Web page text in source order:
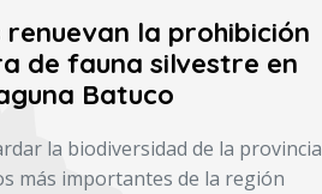
renuevan la prohibición
de fauna silvestre en
Batuco
la biodiversidad de la provincia
más importantes de la región